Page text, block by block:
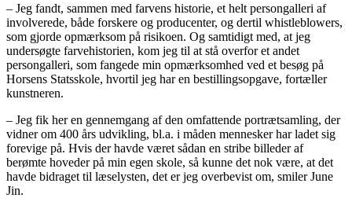
– Jeg fandt, sammen med farvens historie, et helt persongalleri af
involverede, både forskere og producenter, og dertil whistleblowers,
som gjorde opmærksom på risikoen. Og samtidigt med, at jeg
undersøgte farvehistorien, kom jeg til at stå overfor et andet
persongalleri, som fangede min opmærksomhed ved et besøg på
Horsens Statsskole, hvortil jeg har en bestillingsopgave, fortæller
kunstneren.
– Jeg fik her en gennemgang af den omfattende portrætsamling, der
vidner om 400 års udvikling, bl.a. i måden mennesker har ladet sig
forevige på. Hvis der havde været sådan en stribe billeder af
berømte hoveder på min egen skole, så kunne det nok være, at det
havde bidraget til læselysten, det er jeg overbevist om, smiler June
Jin.